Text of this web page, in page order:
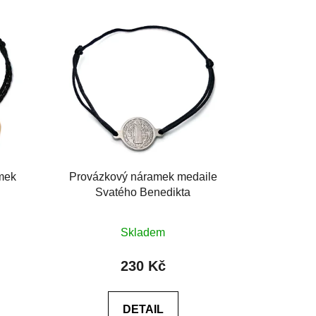
Provázkový náramek medaile
Svatého Benedikta
hodnocení
produktu
Skladem
230 Kč
DETAIL